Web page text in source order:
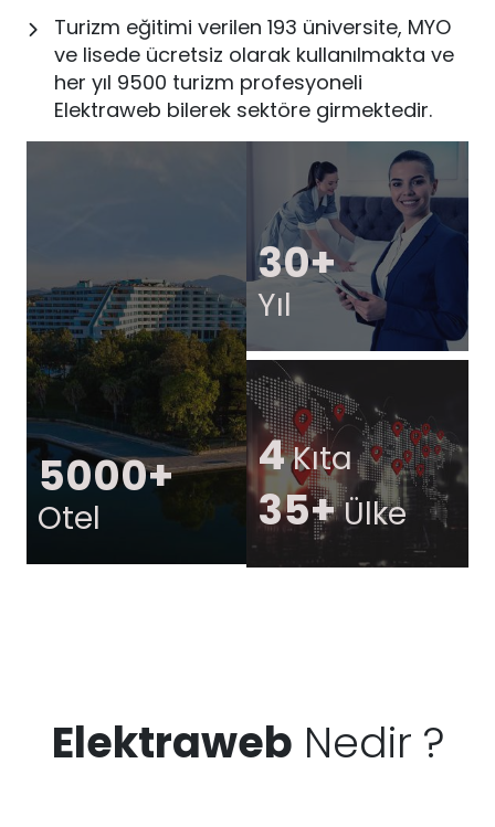
Turizm eğitimi verilen 193 üniversite, MYO
ve lisede ücretsiz olarak kullanılmakta ve
her yıl 9500 turizm profesyoneli
Elektraweb bilerek sektöre girmektedir.
5000+
Otel
30+
Yıl
4Kıta
35+Ülke
Elektraweb Nedir ?